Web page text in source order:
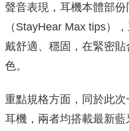
聲音表現，耳機本體部
（StayHear Max tips）
戴舒適、穩固，在緊密
色。
重點規格方面，同於此
耳機，兩者均搭載最新